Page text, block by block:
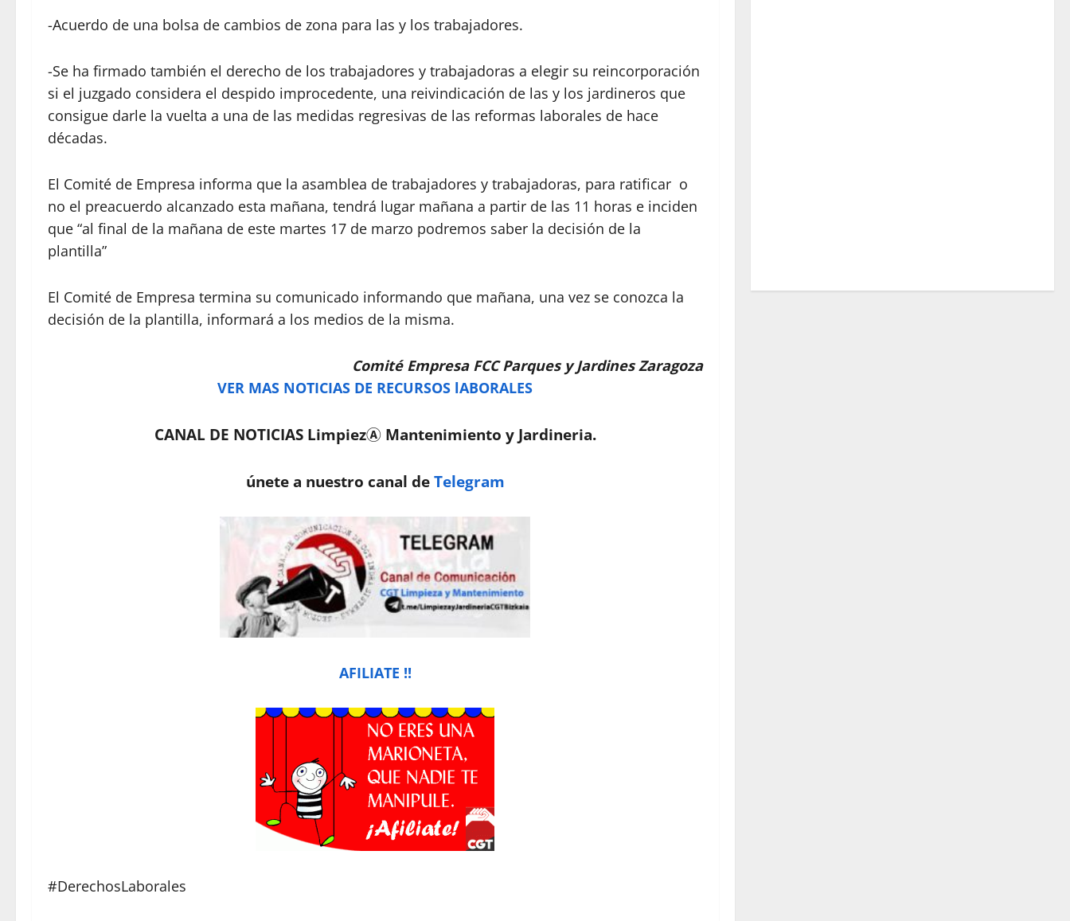
-Acuerdo de una bolsa de cambios de zona para las y los trabajadores.
-Se ha firmado también el derecho de los trabajadores y trabajadoras a elegir su reincorporación
si el juzgado considera el despido improcedente, una reivindicación de las y los jardineros que
consigue darle la vuelta a una de las medidas regresivas de las reformas laborales de hace
décadas.
El Comité de Empresa informa que la asamblea de trabajadores y trabajadoras, para ratificar o
no el preacuerdo alcanzado esta mañana, tendrá lugar mañana a partir de las 11 horas e inciden
que “al final de la mañana de este martes 17 de marzo podremos saber la decisión de la
plantilla”
El Comité de Empresa termina su comunicado informando que mañana, una vez se conozca la
decisión de la plantilla, informará a los medios de la misma.
Comité Empresa FCC Parques y Jardines Zaragoza
VER MAS NOTICIAS DE RECURSOS lABORALES
CANAL DE NOTICIAS LimpiezⒶ Mantenimiento y Jardineria.
únete a nuestro canal de Telegram
AFILIATE !!
#DerechosLaborales